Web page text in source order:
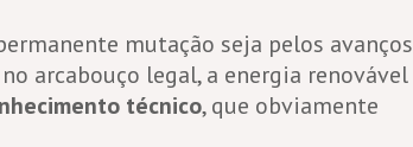
mutação seja pelos avanços
arcabouço legal, a energia renovável
técnico, que obviamente